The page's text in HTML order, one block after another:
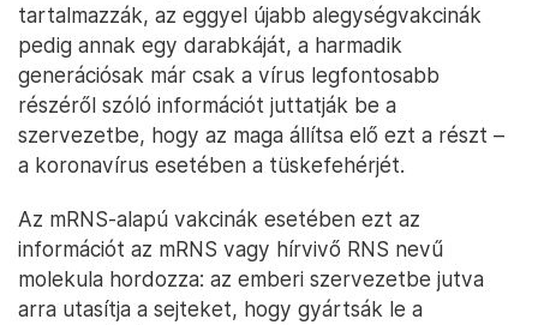
tartalmazzák, az eggyel újabb alegységvakcinák
pedig annak egy darabkáját, a harmadik
generációsak már csak a vírus legfontosabb
részéről szóló információt juttatják be a
szervezetbe, hogy az maga állítsa elő ezt a részt –
a koronavírus esetében a tüskefehérjét.
Az mRNS-alapú vakcinák esetében ezt az
információt az mRNS vagy hírvivő RNS nevű
molekula hordozza: az emberi szervezetbe jutva
arra utasítja a sejteket, hogy gyártsák le a